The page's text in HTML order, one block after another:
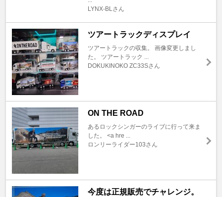
LYNX-BLさん
ツアートラックディスプレイ
ツアートラックの収集。 画像変更しまし
た。 ツアートラック ...
DOKUKINOKO ZC33Sさん
ON THE ROAD
あるロックシンガーのライブに行って来ま
した。 <a hre ...
ロンリーライダー103さん
今度は正規販売でチャレンジ。